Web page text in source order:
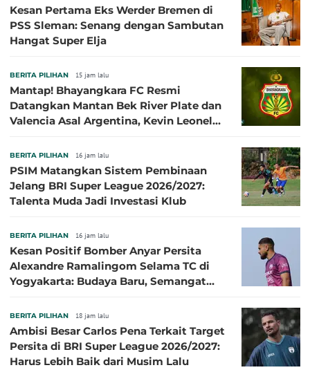
Kesan Pertama Eks Werder Bremen di
PSS Sleman: Senang dengan Sambutan
Hangat Super Elja
BERITA PILIHAN 15 jam lalu
Mantap! Bhayangkara FC Resmi
Datangkan Mantan Bek River Plate dan
Valencia Asal Argentina, Kevin Leonel
BERITA PILIHAN 16 jam lalu
PSIM Matangkan Sistem Pembinaan
Jelang BRI Super League 2026/2027:
Talenta Muda Jadi Investasi Klub
BERITA PILIHAN 16 jam lalu
Kesan Positif Bomber Anyar Persita
Alexandre Ramalingom Selama TC di
Yogyakarta: Budaya Baru, Semangat
BERITA PILIHAN 18 jam lalu
Ambisi Besar Carlos Pena Terkait Target
Persita di BRI Super League 2026/2027:
Harus Lebih Baik dari Musim Lalu